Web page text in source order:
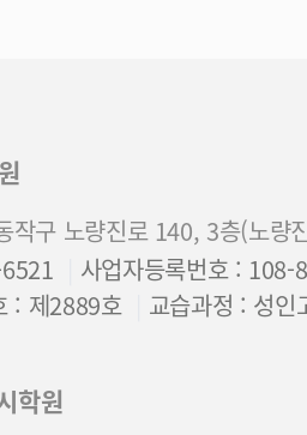
작구 노량진로 140, 3층(노량
사업자등록번호 : 108-
: 제2889호
교습과정 : 성인
학원